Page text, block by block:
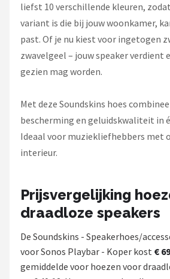
liefst 10 verschillende kleuren,
variant is die bij jouw woonkamer,
past. Of je nu kiest voor ingetogen
zwavelgeel – jouw speaker verdient
gezien mag worden.
Met deze Soundskins hoes
bescherming en geluidskwaliteit in
Ideaal voor muziekliefhebbers met
interieur.
Prijsvergelijking
draadloze speakers
De Soundskins - Speakerhoes/
voor Sonos Playbar - Koper kost €
gemiddelde voor hoezen voor